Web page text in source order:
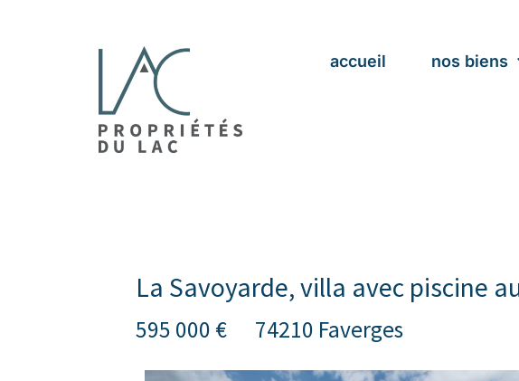
accueil nos biens
La Savoyarde, villa avec piscine
595 000 € 74210 Faverges